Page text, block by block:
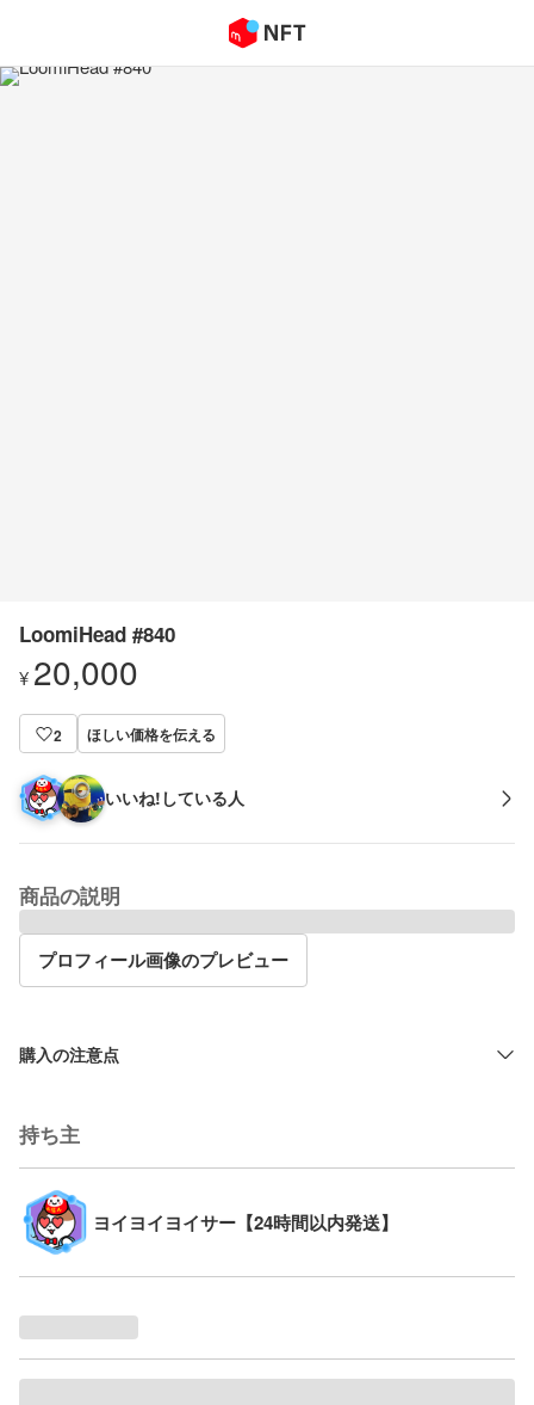
LoomiHead #840
¥ 20,000
2 ほしい価格を伝える
いいね!している人
商品の説明
プロフィール画像のプレビュー
購入の注意点
持ち主
ヨイヨイヨイサー【24時間以内発送】